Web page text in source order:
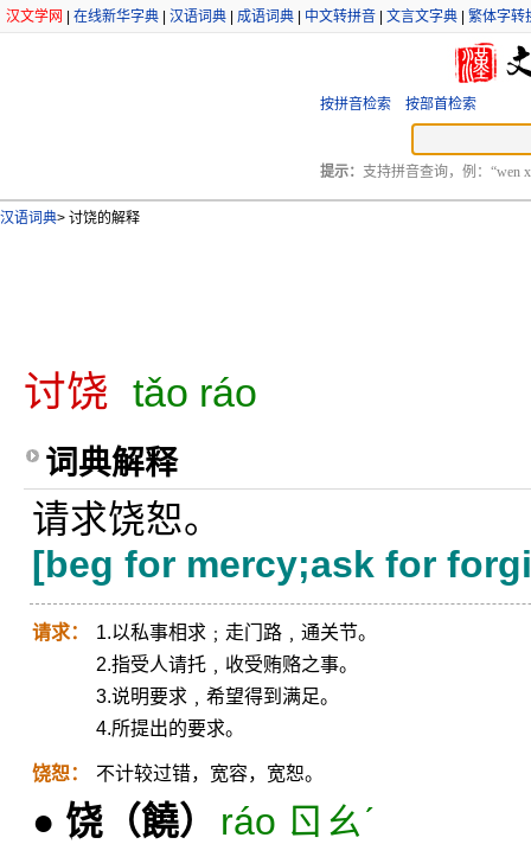
汉文学网 在线新华字典 汉语词典 成语词典 中文转拼音 文言文字典 繁体字转
按拼音检索 按部首检索
提示： 支持拼音查询，例：“wen
汉语词典> 讨饶的解释
讨饶 tǎo ráo
词典解释
请求饶恕。
[beg for mercy;ask for
请求：
1.以私事相求﹔走门路﹐通关节。
2.指受人请托﹐收受贿赂之事。
3.说明要求﹐希望得到满足。
4.所提出的要求。
饶恕： 不计较过错，宽容，宽恕。
● 饶 （饒）
ráo ㄖㄠˊ